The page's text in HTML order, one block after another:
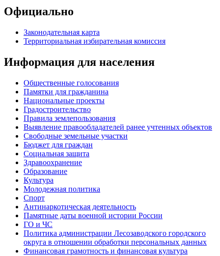
Официально
Законодательная карта
Территориальная избирательная комиссия
Информация для населения
Общественные голосования
Памятки для гражданина
Национальные проекты
Градостроительство
Правила землепользования
Выявление правообладателей ранее учтенных объектов
Свободные земельные участки
Бюджет для граждан
Социальная защита
Здравоохранение
Образование
Культура
Молодежная политика
Спорт
Антинаркотическая деятельность
Памятные даты военной истории России
ГО и ЧС
Политика администрации Лесозаводского городского
округа в отношении обработки персональных данных
Финансовая грамотность и финансовая культура